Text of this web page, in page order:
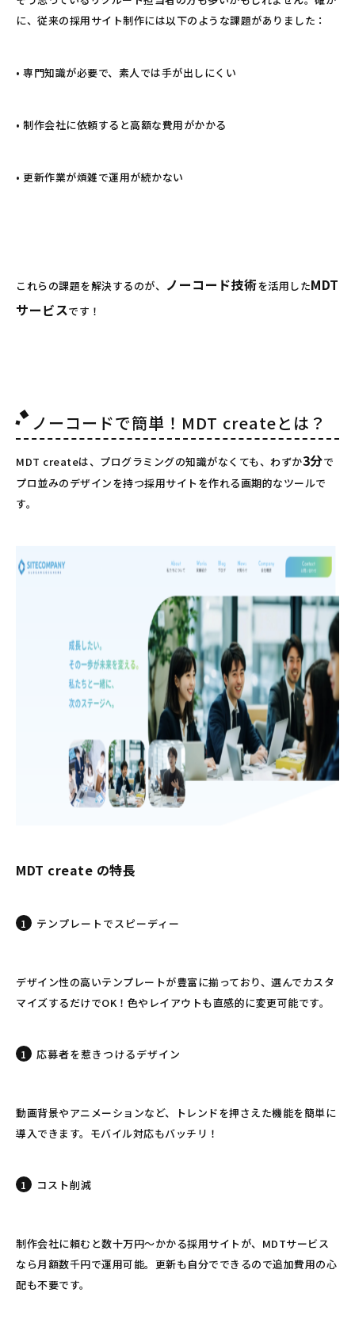
に、従来の採用サイト制作には以下のような課題がありました：
• 専門知識が必要で、素人では手が出しにくい
• 制作会社に依頼すると高額な費用がかかる
• 更新作業が煩雑で運用が続かない
これらの課題を解決するのが、 ノーコード技術を活用したMDT
サービスです！
ノーコードで簡単！MDT createとは？
MDT createは、プログラミングの知識がなくても、わずか3分で
プロ並みのデザインを持つ採用サイトを作れる画期的なツールで
す。
MDT create の特長
テンプレートでスピーディー
デザイン性の高いテンプレートが豊富に揃っており、選んでカスタ
マイズするだけでOK！色やレイアウトも直感的に変更可能です。
応募者を惹きつけるデザイン
動画背景やアニメーションなど、トレンドを押さえた機能を簡単に
導入できます。モバイル対応もバッチリ！
コスト削減
制作会社に頼むと数十万円～かかる採用サイトが、MDTサービス
なら月額数千円で運用可能。更新も自分でできるので追加費用の心
配も不要です。